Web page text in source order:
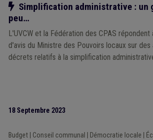
Notre action
Simplification administrative : un
peu…
L'UVCW et la Fédération des CPAS répondent
d'avis du Ministre des Pouvoirs locaux sur
décrets relatifs à la simplification
18 Septembre 2023
Budget| Conseil communal Démocratie locale